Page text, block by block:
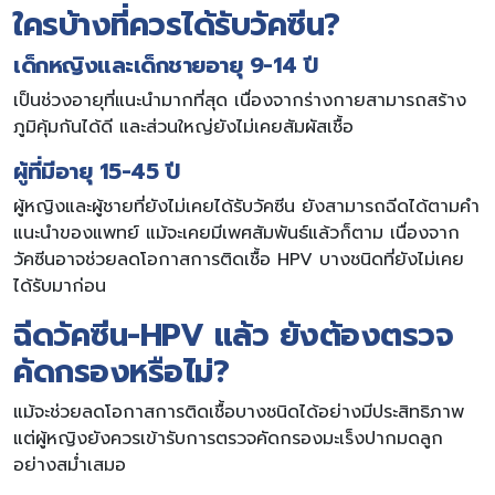
ใครบ้างที่ควรได้รับวัคซีน?
เด็กหญิงและเด็กชายอายุ 9-14 ปี
เป็นช่วงอายุที่แนะนำมากที่สุด เนื่องจากร่างกายสามารถสร้าง
ภูมิคุ้มกันได้ดี และส่วนใหญ่ยังไม่เคยสัมผัสเชื้อ
ผู้ที่มีอายุ 15-45 ปี
ผู้หญิงและผู้ชายที่ยังไม่เคยได้รับวัคซีน ยังสามารถฉีดได้ตามคำ
แนะนำของแพทย์ แม้จะเคยมีเพศสัมพันธ์แล้วก็ตาม เนื่องจาก
วัคซีนอาจช่วยลดโอกาสการติดเชื้อ HPV บางชนิดที่ยังไม่เคย
ได้รับมาก่อน
ฉีดวัคซีน-HPV แล้ว ยังต้องตรวจ
คัดกรองหรือไม่?
แม้จะช่วยลดโอกาสการติดเชื้อบางชนิดได้อย่างมีประสิทธิภาพ
แต่ผู้หญิงยังควรเข้ารับการตรวจคัดกรองมะเร็งปากมดลูก
อย่างสม่ำเสมอ